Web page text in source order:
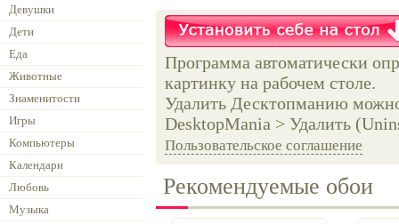
Девушки
Дети
Еда
Животные
Знаменитости
Игры
Компьютеры
Календари
Любовь
Музыка
Программа автоматически
картинку на рабочем столе.
Удалить Десктопманию
DesktopMania > Удалить
Пользовательское соглашение
Рекомендуемые обои